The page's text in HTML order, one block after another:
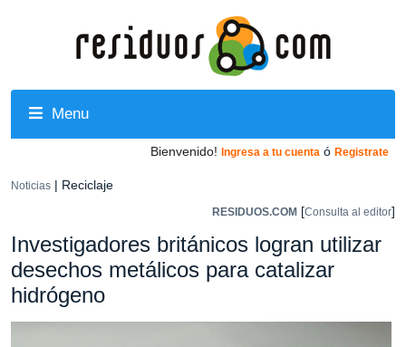
Menu
Bienvenido! Ingresa a tu cuenta ó Registrate
Noticias | Reciclaje
RESIDUOS.COM [Consulta al editor]
Investigadores británicos logran utilizar
desechos metálicos para catalizar
hidrógeno